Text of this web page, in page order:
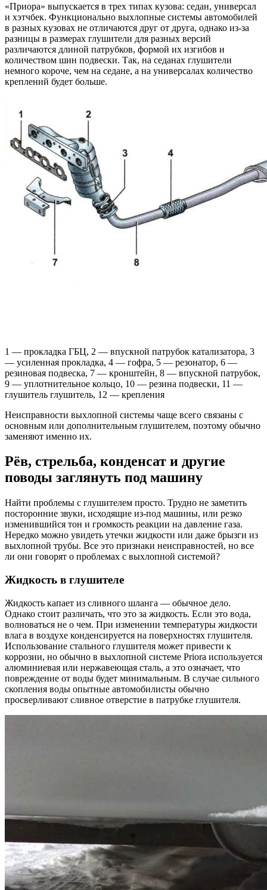
«Приора» выпускается в трех типах кузова: седан, универсал
и хэтчбек. Функционально выхлопные системы автомобилей
в разных кузовах не отличаются друг от друга, однако из-за
разницы в размерах глушители для разных версий
различаются длиной патрубков, формой их изгибов и
количеством шин подвески. Так, на седанах глушители
немного короче, чем на седане, а на универсалах количество
креплений будет больше.
1 — прокладка ГБЦ, 2 — впускной патрубок катализатора, 3
— усиленная прокладка, 4 — гофра, 5 — резонатор, 6 —
резиновая подвеска, 7 — кронштейн, 8 — впускной патрубок,
9 — уплотнительное кольцо, 10 — резина подвески, 11 —
глушитель глушитель, 12 — крепления
Неисправности выхлопной системы чаще всего связаны с
основным или дополнительным глушителем, поэтому обычно
заменяют именно их.
Рёв, стрельба, конденсат и другие
поводы заглянуть под машину
Найти проблемы с глушителем просто. Трудно не заметить
посторонние звуки, исходящие из-под машины, или резко
изменившийся тон и громкость реакции на давление газа.
Нередко можно увидеть утечки жидкости или даже брызги из
выхлопной трубы. Все это признаки неисправностей, но все
ли они говорят о проблемах с выхлопной системой?
Жидкость в глушителе
Жидкость капает из сливного шланга — обычное дело.
Однако стоит различать, что это за жидкость. Если это вода,
волноваться не о чем. При изменении температуры жидкости
влага в воздухе конденсируется на поверхностях глушителя.
Использование стального глушителя может привести к
коррозии, но обычно в выхлопной системе Priora используется
алюминиевая или нержавеющая сталь, а это означает, что
повреждение от воды будет минимальным. В случае сильного
скопления воды опытные автомобилисты обычно
просверливают сливное отверстие в патрубке глушителя.